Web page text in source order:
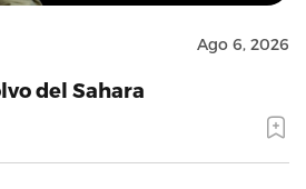
Ago 6, 2026
del Sahara